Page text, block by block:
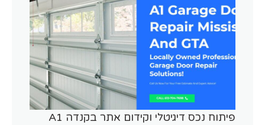
פיתוח נכס דיגיטלי וקידום אתר בקנדה A1